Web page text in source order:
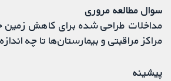
سوال مطالعه مروری
مداخلات طراحی شده برای کاهش زمین
مراکز مراقبتی و بیمارستان‌ها تا چه
پیشینه